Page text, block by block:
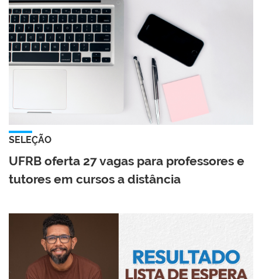
SELEÇÃO
UFRB oferta 27 vagas para professores e
tutores em cursos a distância